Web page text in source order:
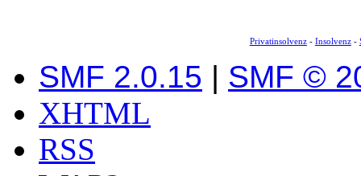
Privatinsolvenz- Insolvenz-
SMF 2.0.15 | SMF ©
XHTML
RSS